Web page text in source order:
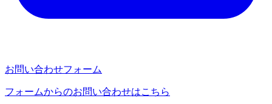
お問い合わせフォーム
フォームからのお問い合わせはこちら